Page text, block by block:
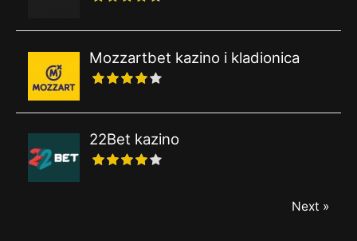
Mozzartbet kazino i kladionica
22Bet kazino
Next »